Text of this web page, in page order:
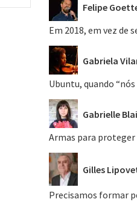
Felipe
Em 2018, em vez de
Gabriela
Ubuntu, quando
Gabrielle
Armas para
Gilles
Precisamos formar